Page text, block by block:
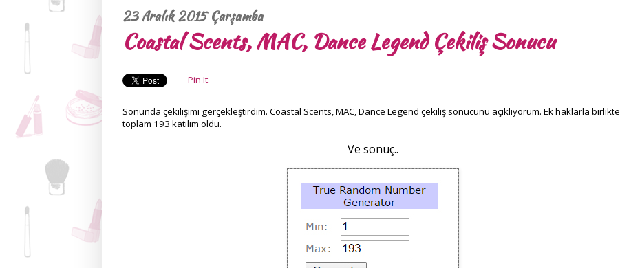
23 Aralık 2015 Çarşamba
Coastal Scents, MAC, Dance Legend Çekiliş Sonucu
Pin It
Sonunda çekilişimi gerçekleştirdim. Coastal Scents, MAC, Dance Legend çekiliş sonucunu açıklıyorum. Ek haklarla birlikte
toplam 193 katılım oldu.
Ve sonuç..